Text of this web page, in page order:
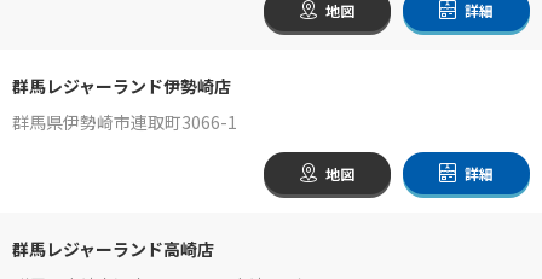
地図 詳細
群馬レジャーランド伊勢崎店
群馬県伊勢崎市連取町3066-1
地図 詳細
群馬レジャーランド高崎店